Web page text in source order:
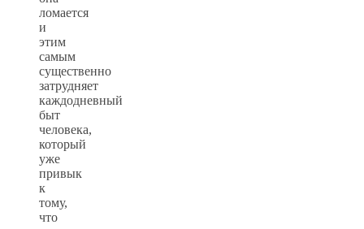
ломается
и
этим
самым
существенно
затрудняет
каждодневный
быт
человека,
который
уже
привык
к
тому,
что